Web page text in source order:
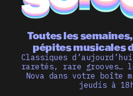
Toutes les
pépites musicales
Classiques
raretés, rare grooves…
Nova dans votre boîte
jeudis à